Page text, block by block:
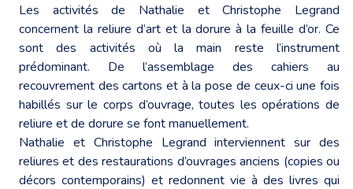
Les activités de Nathalie et Christophe Legrand
concernent la reliure d’art et la dorure à la feuille d’or. Ce
sont des activités où la main reste l’instrument
prédominant. De l’assemblage des cahiers au
recouvrement des cartons et à la pose de ceux-ci une fois
habillés sur le corps d’ouvrage, toutes les opérations de
reliure et de dorure se font manuellement.
Nathalie et Christophe Legrand interviennent sur des
reliures et des restaurations d’ouvrages anciens (copies ou
décors contemporains) et redonnent vie à des livres qui